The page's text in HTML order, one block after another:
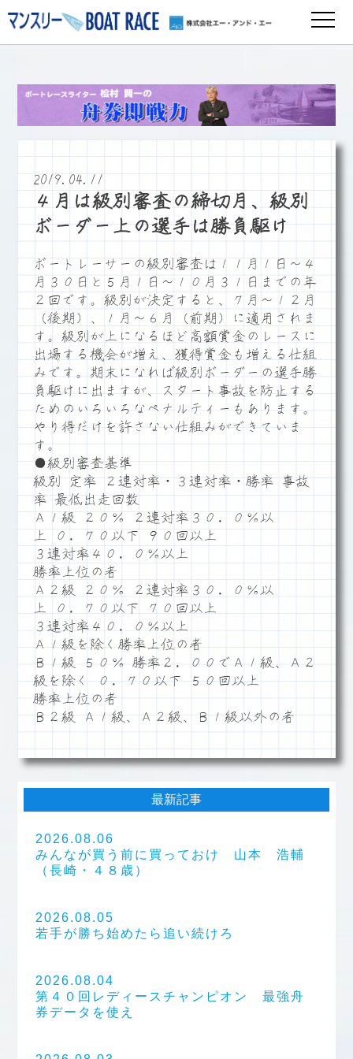
2019.04.11
４月は級別審査の締切月、級別
ボーダー上の選手は勝負駆け
ボートレーサーの級別審査は１１月１日～４
月３０日と５月１日～１０月３１日までの年
２回です。級別が決定すると、７月～１２月
（後期）、１月～６月（前期）に適用されま
す。級別が上になるほど高額賞金のレースに
出場する機会が増え、獲得賞金も増える仕組
みです。期末になれば級別ボーダーの選手勝
負駆けに出ますが、スタート事故を防止する
ためのいろいろなペナルティーもあります。
やり得だけを許さない仕組みができていま
す。
●級別審査基準
級別 定率 ２連対率・３連対率・勝率 事故
率 最低出走回数
Ａ１級 ２０％ ２連対率３０．０％以
上 ０．７０以下 ９０回以上
３連対率４０．０％以上
勝率上位の者
Ａ２級 ２０％ ２連対率３０．０％以
上 ０．７０以下 ７０回以上
３連対率４０．０％以上
Ａ１級を除く勝率上位の者
Ｂ１級 ５０％ 勝率２．００でＡ１級、Ａ２
級を除く ０．７０以下 ５０回以上
勝率上位の者
Ｂ２級 Ａ１級、Ａ２級、Ｂ１級以外の者
最新記事
2026.08.06
みんなが買う前に買っておけ 山本 浩輔
（長崎・４８歳）
2026.08.05
若手が勝ち始めたら追い続けろ
2026.08.04
第４０回レディースチャンピオン 最強舟
券データを使え